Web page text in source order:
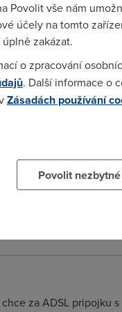
SETI@home.
to nie je az
taku cenovu
512 kbit tolko, co v
za ADSL pripojku
Povolit vše nám
účely na tomto
zakázat.
o zpracování
. Další informace o
Zásadách používání
Povolit nezbytné